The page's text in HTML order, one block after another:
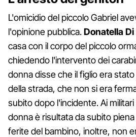
L'omicidio del piccolo Gabriel
l'opinione pubblica.Donatella Di
casa con il corpo del piccolo
chiedendo l'intervento dei
donna disse che il figlio era
della strada, che non si era
subito dopo l'incidente. Ai
donna è risultata da subito
ferite del bambino, inoltre, non